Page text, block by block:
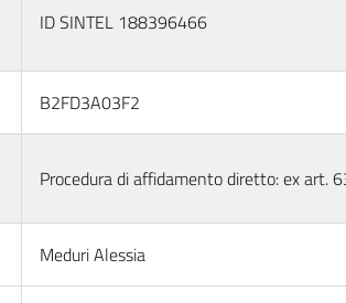
ID SINTEL 188396466
B2FD3A03F2
Procedura di affidamento diretto: ex art.
Meduri Alessia